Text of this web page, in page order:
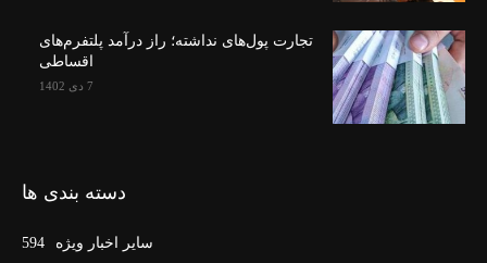
تجارت پول‌های نداشته؛ راز درآمد پلتفرم‌های
اقساطی
7 دی 1402
دسته بندی ها
سایر اخبار ویژه
594